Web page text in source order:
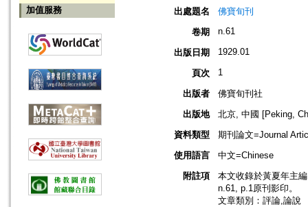
加值服務
出處題名
佛寶旬刊
卷期
n.61
出版日期 1929.01
頁次 1
出版者
佛寶旬刊社
出版地
北京, 中國 [Peking,
資料類型
期刊論文=Journal
使用語言
中文=Chinese
附註項
本文收錄於黃夏年主
n.61, p.1原刊影印。
文章類別：評論,論說